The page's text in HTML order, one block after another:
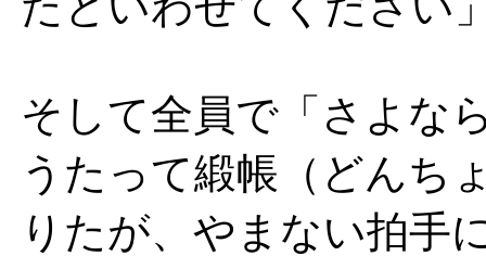
そして全員で「さよな
うたって緞帳（どんち
りたが、やまない拍手